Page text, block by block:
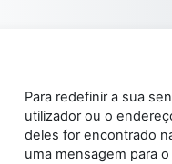
Para redefinir a sua
utilizador ou o
deles for encontrado
uma mensagem para